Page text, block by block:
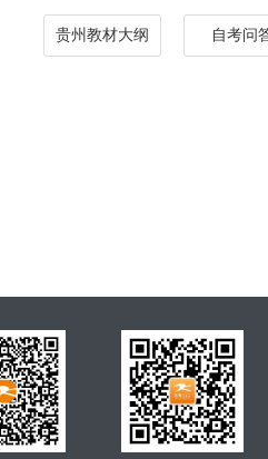
贵州教材大纲 自考问